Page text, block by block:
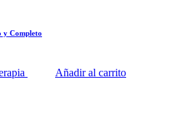
y Completo
Añadir al carrito